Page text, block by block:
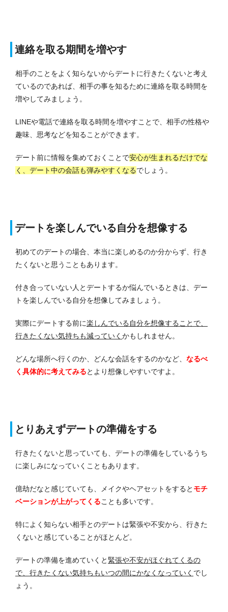
連絡を取る期間を増やす
相手のことをよく知らないからデートに行きたくないと考え
ているのであれば、相手の事を知るために連絡を取る時間を
増やしてみましょう。
LINEや電話で連絡を取る時間を増やすことで、相手の性格や
趣味、思考などを知ることができます。
デート前に情報を集めておくことで安心が生まれるだけでな
く、デート中の会話も弾みやすくなるでしょう。
デートを楽しんでいる自分を想像する
初めてのデートの場合、本当に楽しめるのか分からず、行き
たくないと思うこともあります。
付き合っていない人とデートするか悩んでいるときは、デー
トを楽しんでいる自分を想像してみましょう。
実際にデートする前に楽しんでいる自分を想像することで、
行きたくない気持ちも減っていく かもしれません。
どんな場所へ行くのか、どんな会話をするのかなど、 なるべ
く具体的に考えてみるとより想像しやすいですよ。
とりあえずデートの準備をする
行きたくないと思っていても、デートの準備をしているうち
に楽しみになっていくこともあります。
億劫だなと感じていても、メイクやヘアセットをすると モチ
ベーションが上がってくることも多いです。
特によく知らない相手とのデートは緊張や不安から、行きた
くないと感じていることがほとんど。
デートの準備を進めていくと緊張や不安がほぐれてくるの
で、行きたくない気持ちもいつの間にかなくなっていく でし
ょう。